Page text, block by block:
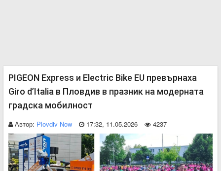
PIGEON Express и Electric Bike EU превърнаха
Giro d’Italia в Пловдив в празник на модерната
градска мобилност
Автор: Plovdiv Now 17:32, 11.05.2026 4237